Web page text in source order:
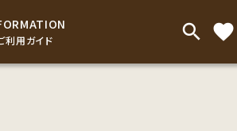
利用ガイド search favorite